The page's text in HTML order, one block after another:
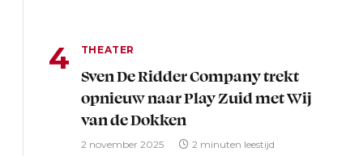
THEATER
Sven De Ridder Company trekt
opnieuw naar Play Zuid met Wij
van de Dokken
2 november 2025 2 minuten leestijd